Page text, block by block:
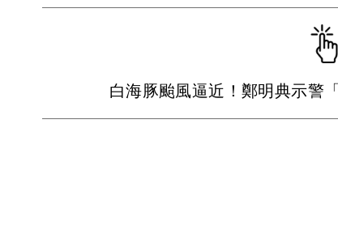
白海豚颱風逼近！鄭明典示